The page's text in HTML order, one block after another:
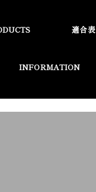
適合表
INFORMATION